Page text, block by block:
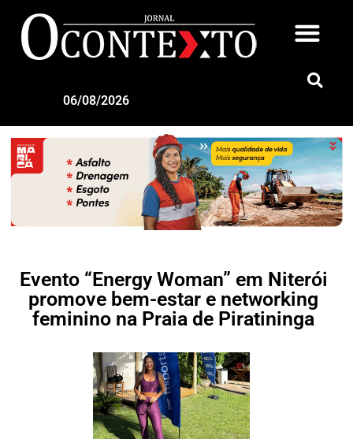
06/08/2026
Evento “Energy Woman” em Niterói
promove bem-estar e networking
feminino na Praia de Piratininga